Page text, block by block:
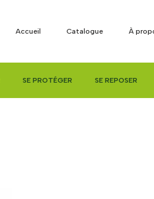
Accueil Catalogue À
SE PROTÉGER SE REPOSER